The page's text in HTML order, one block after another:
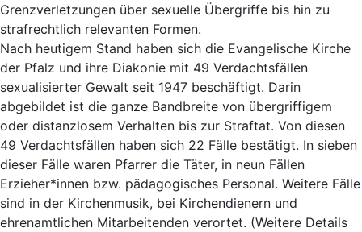
Grenzverletzungen über sexuelle Übergriffe bis hin zu
strafrechtlich relevanten Formen.
Nach heutigem Stand haben sich die Evangelische Kirche
der Pfalz und ihre Diakonie mit 49 Verdachtsfällen
sexualisierter Gewalt seit 1947 beschäftigt. Darin
abgebildet ist die ganze Bandbreite von übergriffigem
oder distanzlosem Verhalten bis zur Straftat. Von diesen
49 Verdachtsfällen haben sich 22 Fälle bestätigt. In sieben
dieser Fälle waren Pfarrer die Täter, in neun Fällen
Erzieher*innen bzw. pädagogisches Personal. Weitere Fälle
sind in der Kirchenmusik, bei Kirchendienern und
ehrenamtlichen Mitarbeitenden verortet. (Weitere Details